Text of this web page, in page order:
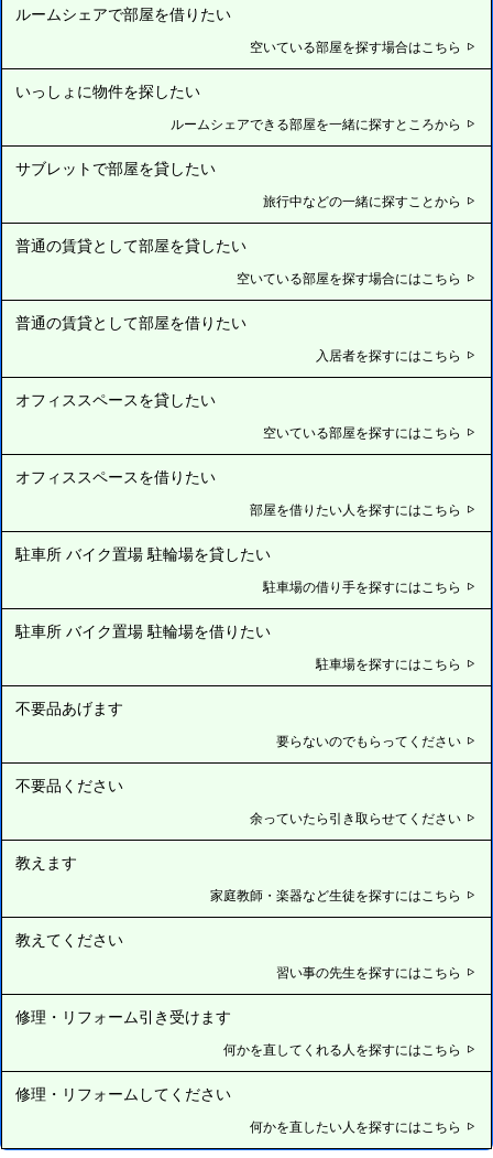
ルームシェアで部屋を借りたい
空いている部屋を探す場合はこちら
いっしょに物件を探したい
ルームシェアできる部屋を一緒に探すところから
サブレットで部屋を貸したい
旅行中などの一緒に探すことから
普通の賃貸として部屋を貸したい
空いている部屋を探す場合にはこちら
普通の賃貸として部屋を借りたい
入居者を探すにはこちら
オフィススペースを貸したい
空いている部屋を探すにはこちら
オフィススペースを借りたい
部屋を借りたい人を探すにはこちら
駐車所 バイク置場 駐輪場を貸したい
駐車場の借り手を探すにはこちら
駐車所 バイク置場 駐輪場を借りたい
駐車場を探すにはこちら
不要品あげます
要らないのでもらってください
不要品ください
余っていたら引き取らせてください
教えます
家庭教師・楽器など生徒を探すにはこちら
教えてください
習い事の先生を探すにはこちら
修理・リフォーム引き受けます
何かを直してくれる人を探すにはこちら
修理・リフォームしてください
何かを直したい人を探すにはこちら